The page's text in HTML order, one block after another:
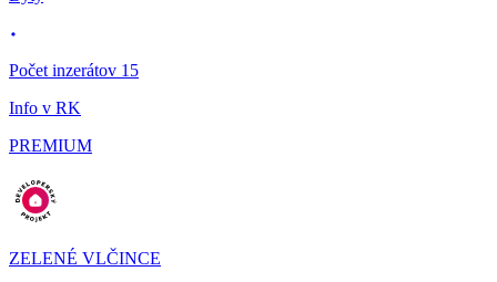
Počet inzerátov 15
Info v RK
PREMIUM
ZELENÉ VLČINCE